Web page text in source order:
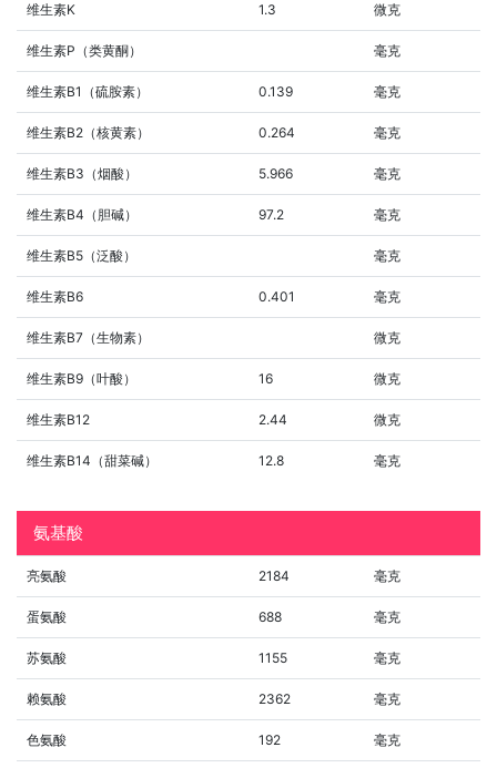
维生素K 1.3 微克
维生素P（类黄酮） 毫克
维生素B1（硫胺素） 0.139 毫克
维生素B2（核黄素） 0.264 毫克
维生素B3（烟酸） 5.966 毫克
维生素B4（胆碱） 97.2 毫克
维生素B5（泛酸） 毫克
维生素B6 0.401 毫克
维生素B7（生物素） 微克
维生素B9（叶酸） 16 微克
维生素B12 2.44 微克
维生素B14（甜菜碱） 12.8 毫克
氨基酸
亮氨酸 2184 毫克
蛋氨酸 688 毫克
苏氨酸 1155 毫克
赖氨酸 2362 毫克
色氨酸 192 毫克